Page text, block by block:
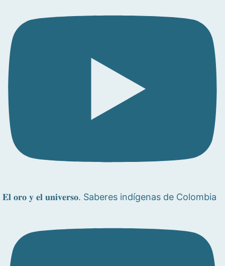
𝐄𝐥 𝐨𝐫𝐨 𝐲 𝐞𝐥 𝐮𝐧𝐢𝐯𝐞𝐫𝐬𝐨. Saberes indígenas de Colombia